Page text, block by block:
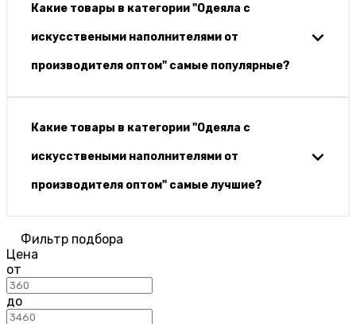
Какие товары в категории "Одеяла с
искусствеными наполнителями от
производителя оптом" самые популярные?
Какие товары в категории "Одеяла с
искусствеными наполнителями от
производителя оптом" самые лучшие?
Фильтр подбора
Цена
от
до